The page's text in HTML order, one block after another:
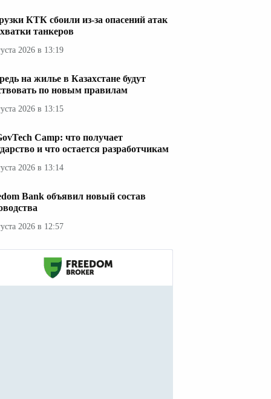
КТК сбоили из-за опасений атак
танкеров
2026 в 13:19
на жилье в Казахстане будут
по новым правилам
2026 в 13:15
Camp: что получает
и что остается разработчикам
2026 в 13:14
Bank объявил новый состав
2026 в 12:57